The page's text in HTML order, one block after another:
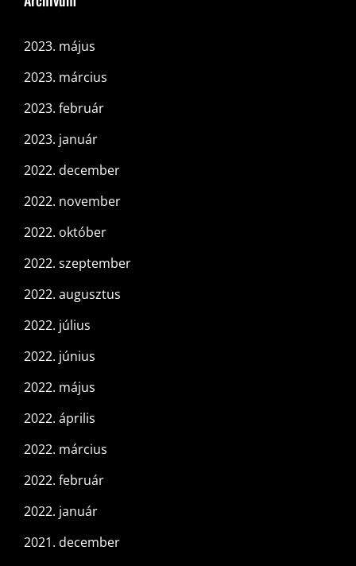
2023. május
2023. március
2023. február
2023. január
2022. december
2022. november
2022. október
2022. szeptember
2022. augusztus
2022. július
2022. június
2022. május
2022. április
2022. március
2022. február
2022. január
2021. december